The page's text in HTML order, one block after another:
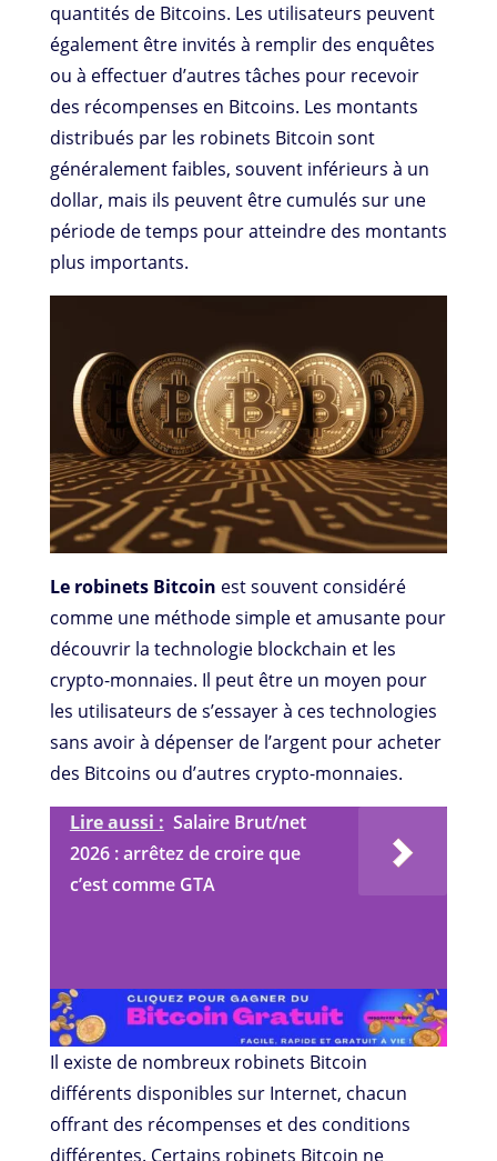
quantités de Bitcoins. Les utilisateurs peuvent
également être invités à remplir des enquêtes
ou à effectuer d’autres tâches pour recevoir
des récompenses en Bitcoins. Les montants
distribués par les robinets Bitcoin sont
généralement faibles, souvent inférieurs à un
dollar, mais ils peuvent être cumulés sur une
période de temps pour atteindre des montants
plus importants.
Le robinets Bitcoin est souvent considéré
comme une méthode simple et amusante pour
découvrir la technologie blockchain et les
crypto-monnaies. Il peut être un moyen pour
les utilisateurs de s’essayer à ces technologies
sans avoir à dépenser de l’argent pour acheter
des Bitcoins ou d’autres crypto-monnaies.
Lire aussi : Salaire Brut/net
2026 : arrêtez de croire que
c’est comme GTA
Il existe de nombreux robinets Bitcoin
différents disponibles sur Internet, chacun
offrant des récompenses et des conditions
différentes. Certains robinets Bitcoin ne